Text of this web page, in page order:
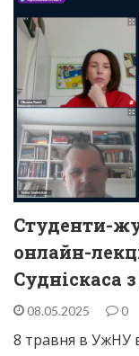
Студенти-
онлайн-
Судніскаса
08.05.2025 0
8 травня в УжНУ